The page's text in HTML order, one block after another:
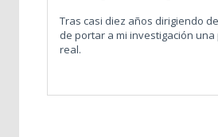
Tras casi diez años dirigiendo
de portar a mi investigación
real.